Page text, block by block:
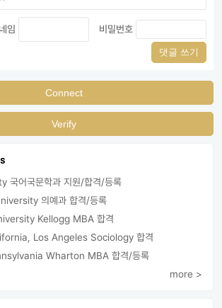
임 비밀번호
댓글 쓰기
Connect
Verify
어국문학과 지원/합격/등록
의예과 합격/등록
Kellogg MBA 합격
Los Angeles Sociology 합격
Wharton MBA 합격/등록
more >